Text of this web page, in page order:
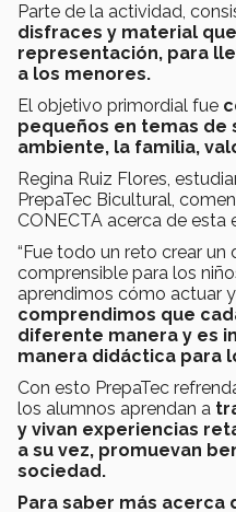
Parte de la actividad,
disfraces y material
representación, para
a los menores.
El objetivo primordial fue
pequeños en temas de
ambiente, la familia,
Regina Ruiz Flores,
PrepaTec Bicultural,
CONECTA acerca de esta
“Fue todo un reto crear
comprensible para los
aprendimos cómo actuar
comprendimos que
diferente manera y es
manera didáctica para
Con esto PrepaTec
los alumnos aprendan a
y vivan experiencias
a su vez, promuevan
sociedad.
Para saber más